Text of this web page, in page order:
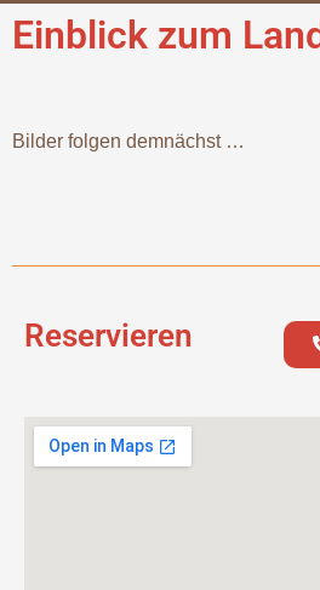
Einblick zum
Bilder folgen demnächst …
Reservieren